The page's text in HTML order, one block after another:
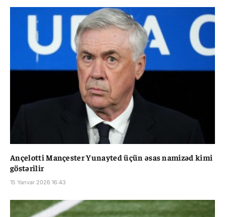
Ançelotti Mançester Yunayted üçün əsas namizəd kimi
göstərilir
15 Yanvar 2026 16:43